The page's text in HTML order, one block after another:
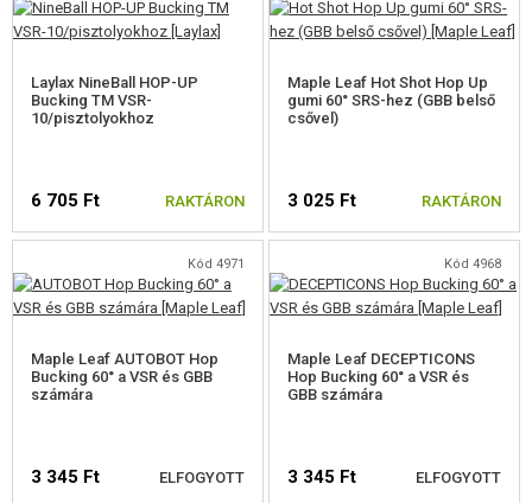
A KAC PDW-HEZ
A SCAR, MASADA-HOZ
GBB HOP-UP GUMI
VSR/GBB GUMIK 50°
VSR/GBB GUMIK 70°
VSR/GBB GUMIK 80°
Laylax NineBall HOP-UP
Bucking TM VSR-
10/pisztolyokhoz
6 705 Ft RAKTÁRON
Maple Leaf Hot Shot Hop Up
gumi 60° SRS-hez (GBB belső
csővel)
3 025 Ft RAKTÁRON
Kód 4971
Maple Leaf AUTOBOT Hop
Bucking 60° a VSR és GBB
számára
3 345 Ft ELFOGYOTT
Kód 4968
Maple Leaf DECEPTICONS
Hop Bucking 60° a VSR és
GBB számára
3 345 Ft ELFOGYOTT